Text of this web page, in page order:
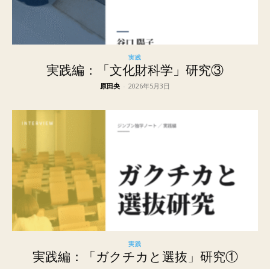
実践
実践編：「文化財科学」研究③
原田央 - 2026年5月3日
実践
実践編：「ガクチカと選抜」研究①